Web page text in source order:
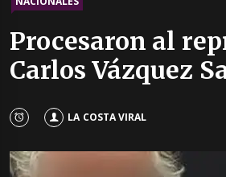
Procesaron al
Carlos Vázquez
LA COSTA VIRAL